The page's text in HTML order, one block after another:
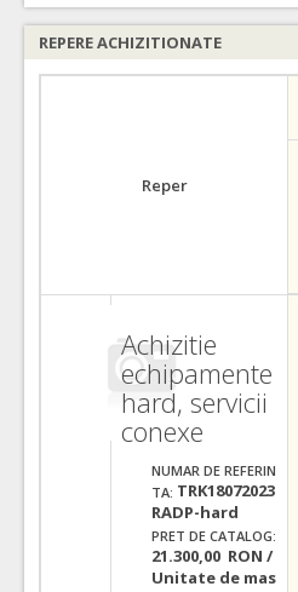
REPERE ACHIZITIONATE
Reper
Achizitie
echipamente
hard, servicii
conexe
NUMAR DE REFERIN
TA: TRK18072023
RADP-hard
PRET DE CATALOG:
21.300,00 RON /
Unitate de mas